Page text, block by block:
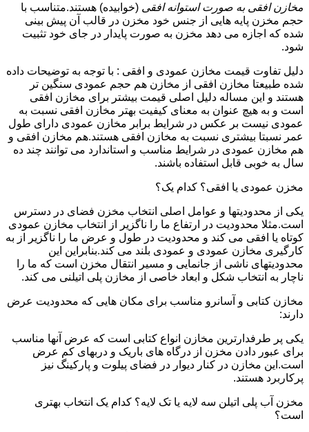
مخازن افقی به صورت استوانه افقی (خوابیده) هستند.متناسب با
حجم مخزن پایه هایی از جنس خود مخزن در قالب آن پیش بینی
شده که اجازه می دهد مخزن به صورت پایدار در جای خود تثبیت
شود.
دلیل تفاوت قیمت مخازن عمودی و افقی : با توجه به توضیحات داده
شده طبیعتا مخازن افقی از مخازن هم حجم عمودی سنگین تر
هستند و این مساله دلیل اصلی قیمت بیشتر برای مخازن افقی
است و به هیچ عنوان به معنای کیفیت بهتر مخازن افقی نسبت به
عمودی نیست بر عکس در شرایط برابر مخازن عمودی دارای طول
عمر نسبتا بیشتری نسبت به مخازن افقی هستند.هم مخازن افقی و
هم مخازن عمودی در شرایط مناسب و استاندارد می توانند چند ده
سال به خوبی قابل استفاده باشند.
مخزن عمودی یا افقی؟ کدام یک؟
یکی از محدودیتها و عوامل اصلی انتخاب مخزن فضای در دسترس
است.مثلا محدودیت در ارتفاع ما را ناگزیر از انتخاب مخازن عمودی
کوتاه یا افقی می کند و محدودیت در طول و عرض ما را ناگزیر از به
کارگیری مخازن عمودی و عمودی بلند می کند.بنابراین این
محدودیتهای ناشی از جانمایی و مسیر انتقال مخزن است که ما را
ناچار به انتخاب شکل و ابعاد خاصی از مخازن پلی اتیلنی می کند.
مخازن کتابی و آسانرو مناسب برای مکان هایی که محدودیت عرض
دارند:
یکی پر طرفدارترین مخازن انواع کتابی است که عرض آنها مناسب
برای عبور دادن مخزن از درگاه های باریک و دربهای کم عرض
است.این مخازن در کنار دیوار در فضای پیلوت و پارکینگ نیز
پرکاربرد هستند.
مخزن آب پلی اتیلن سه لایه یا تک لایه؟ کدام یک انتخاب بهتری
است؟